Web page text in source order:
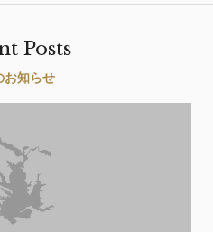
Posts
お知らせ